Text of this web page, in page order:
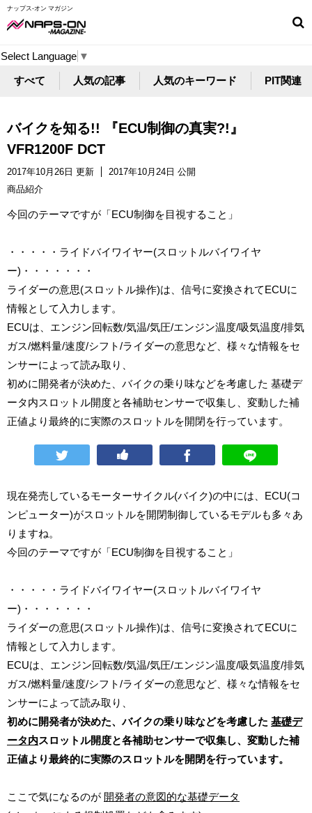
ナップス-オン マガジン
Select Language ▼
すべて 人気の記事 人気のキーワード PIT関連
バイクを知る!! 『ECU制御の真実?!』
VFR1200F DCT
2017年10月26日 更新
2017年10月24日 公開
商品紹介
今回のテーマですが「ECU制御を目視すること」
・・・・・ライドバイワイヤー(スロットルバイワイヤ
ー)・・・・・・・
ライダーの意思(スロットル操作)は、信号に変換されてECUに
情報として入力します。
ECUは、エンジン回転数/気温/気圧/エンジン温度/吸気温度/排気
ガス/燃料量/速度/シフト/ライダーの意思など、様々な情報をセ
ンサーによって読み取り、
初めに開発者が決めた、バイクの乗り味などを考慮した 基礎デ
ータ内スロットル開度と各補助センサーで収集し、変動した補
正値より最終的に実際のスロットルを開閉を行っています。
現在発売しているモーターサイクル(バイク)の中には、ECU(コ
ンピューター)がスロットルを開閉制御しているモデルも多々あ
りますね。
今回のテーマですが「ECU制御を目視すること」
・・・・・ライドバイワイヤー(スロットルバイワイヤ
ー)・・・・・・・
ライダーの意思(スロットル操作)は、信号に変換されてECUに
情報として入力します。
ECUは、エンジン回転数/気温/気圧/エンジン温度/吸気温度/排気
ガス/燃料量/速度/シフト/ライダーの意思など、様々な情報をセ
ンサーによって読み取り、
初めに開発者が決めた、バイクの乗り味などを考慮した 基礎デ
ータ内スロットル開度と各補助センサーで収集し、変動した補
正値より最終的に実際のスロットルを開閉を行っています。
ここで気になるのが 開発者の意図的な基礎データ